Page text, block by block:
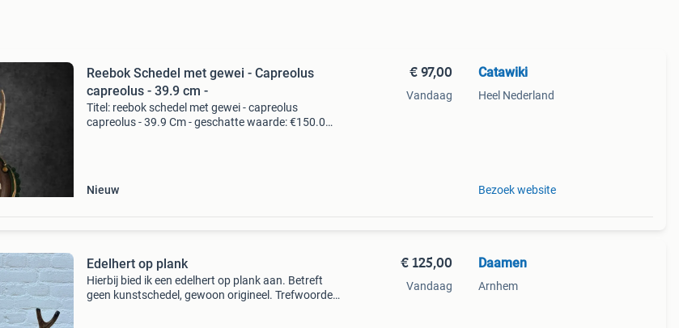
Reebok Schedel met gewei - Capreolus
capreolus - 39.9 cm -
Titel: reebok schedel met gewei - capreolus
capreolus - 39.9 Cm - geschatte waarde: €150.0
Nieuw
€ 97,00
Vandaag
Catawiki
Heel Nederland
Bezoek website
Edelhert op plank
Hierbij bied ik een edelhert op plank aan. Betreft
geen kunstschedel, gewoon origineel. Trefwoorden:
€ 125,00
Vandaag
Daamen
Arnhem